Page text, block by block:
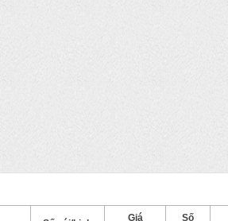
Giá Số